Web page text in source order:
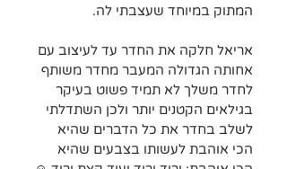
המתוק במיוחד שעצבתי לה.
אריאל חלקה את החדר עד לעיצוב עם
אחותה הגדולה המעבר מחדר משותף
לחדר משלך לא תמיד פשוט בעיקר
בגילאים הקטנים יותר ולכן השתדלתי
לשלב בחדר את כל הדברים שהיא
הכי אוהבת לעשותו בצבעים שהיא